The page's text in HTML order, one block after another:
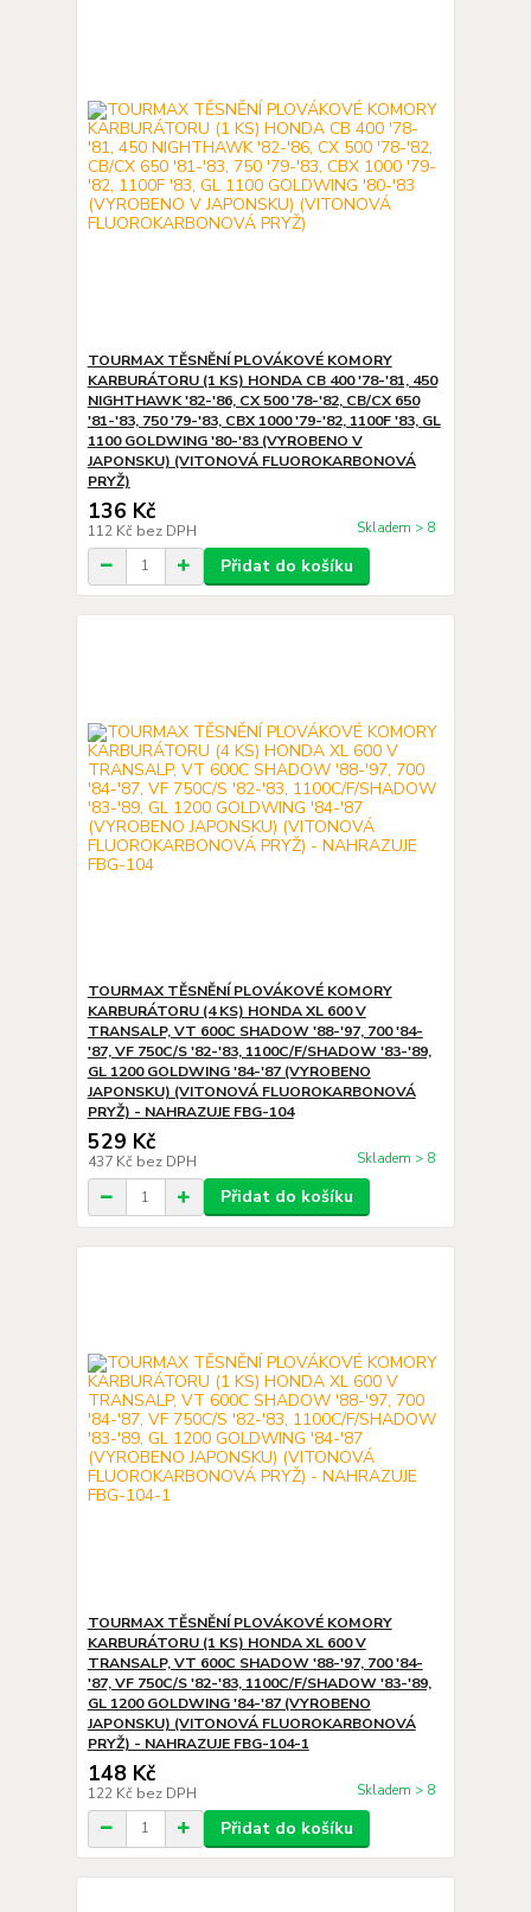
TOURMAX TĚSNĚNÍ PLOVÁKOVÉ KOMORY
KARBURÁTORU (1 KS) HONDA CB 400 '78-'81, 450
NIGHTHAWK '82-'86, CX 500 '78-'82, CB/CX 650
'81-'83, 750 '79-'83, CBX 1000 '79-'82, 1100F '83, GL
1100 GOLDWING '80-'83 (VYROBENO V
JAPONSKU) (VITONOVÁ FLUOROKARBONOVÁ
PRYŽ)
136 Kč
112 Kč bez DPH Skladem > 8
Přidat do košíku
TOURMAX TĚSNĚNÍ PLOVÁKOVÉ KOMORY
KARBURÁTORU (4 KS) HONDA XL 600 V
TRANSALP, VT 600C SHADOW '88-'97, 700 '84-
'87, VF 750C/S '82-'83, 1100C/F/SHADOW '83-'89,
GL 1200 GOLDWING '84-'87 (VYROBENO
JAPONSKU) (VITONOVÁ FLUOROKARBONOVÁ
PRYŽ) - NAHRAZUJE FBG-104
529 Kč
437 Kč bez DPH Skladem > 8
Přidat do košíku
TOURMAX TĚSNĚNÍ PLOVÁKOVÉ KOMORY
KARBURÁTORU (1 KS) HONDA XL 600 V
TRANSALP, VT 600C SHADOW '88-'97, 700 '84-
'87, VF 750C/S '82-'83, 1100C/F/SHADOW '83-'89,
GL 1200 GOLDWING '84-'87 (VYROBENO
JAPONSKU) (VITONOVÁ FLUOROKARBONOVÁ
PRYŽ) - NAHRAZUJE FBG-104-1
148 Kč
122 Kč bez DPH Skladem > 8
Přidat do košíku